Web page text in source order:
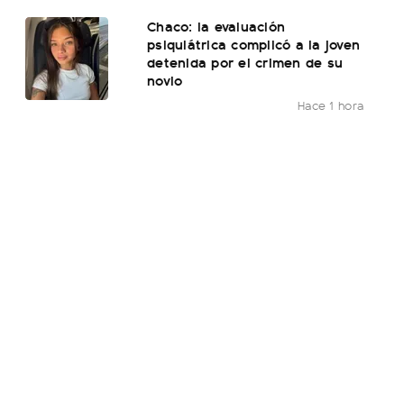
Chaco: la evaluación
psiquiátrica complicó a la joven
detenida por el crimen de su
novio
Hace 1 hora